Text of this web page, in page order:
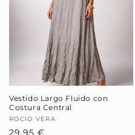
Vestido Largo Fluido con
Costura Central
Proveedor:
ROCIO VERA
Precio
29,95 €